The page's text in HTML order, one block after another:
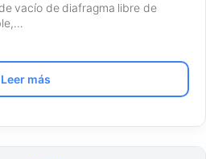
vacío de diafragma libre de
Leer más